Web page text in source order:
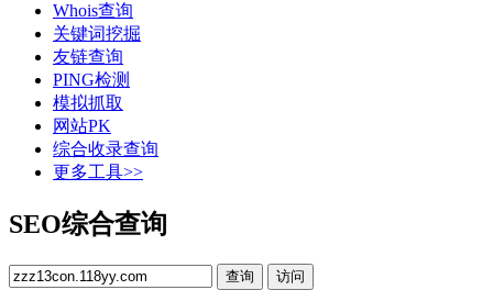
Whois查询
关键词挖掘
友链查询
PING检测
模拟抓取
网站PK
综合收录查询
更多工具>>
SEO综合查询